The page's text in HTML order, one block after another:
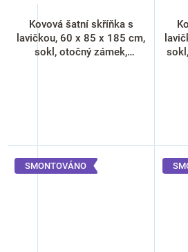
Kovová šatní skříňka s
lavičkou, 60 x 85 x 185 cm,
sokl, otočný zámek,
SMONTOVÁNO